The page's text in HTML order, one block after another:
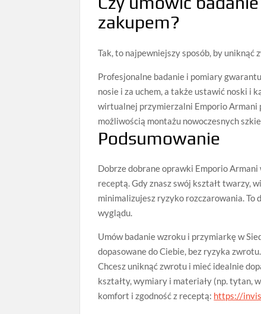
zakupem?
Tak, to najpewniejszy sposób, by uniknąć
Profesjonalne badanie i pomiary
nosie i za uchem, a także ustawić noski i
wirtualnej przymierzalni Emporio Armani
możliwością montażu nowoczesnych
Podsumowanie
Dobrze dobrane oprawki Emporio Armani
receptą. Gdy znasz swój kształt twarzy,
minimalizujesz ryzyko rozczarowania. To
wyglądu.
Umów badanie wzroku i przymiarkę w
dopasowane do Ciebie, bez ryzyka zwrotu.
Chcesz uniknąć zwrotu i mieć idealnie
kształty, wymiary i materiały (np. tytan,
komfort i zgodność z receptą: https://